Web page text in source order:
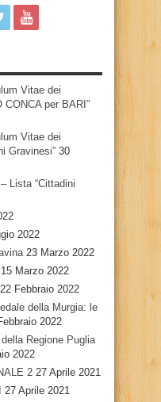
Vitae dei
per BARI”
Vitae dei
Gravinesi” 30
Lista “Cittadini
2022
23 Marzo 2022
15 Marzo 2022
22 Febbraio 2022
della Murgia: le
2022
Regione Puglia
2022
2 27 Aprile 2021
27 Aprile 2021